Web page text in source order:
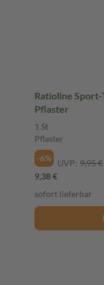
Ratioline Sport-
Pflaster
1 St
Pflaster
-6%
UVP: 9,95 €
9,38 €
sofort lieferbar